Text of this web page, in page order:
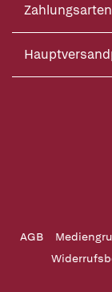
Zahlungsarten
AGB